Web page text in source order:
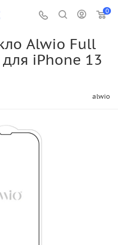
0
Alwio Full
iPhone 13
alwio